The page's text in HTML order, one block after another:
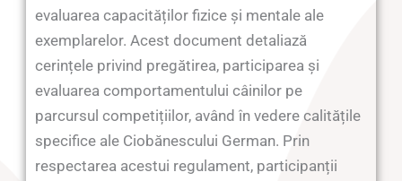
evaluarea capacităților fizice și mentale ale
exemplarelor. Acest document detaliază
cerințele privind pregătirea, participarea și
evaluarea comportamentului câinilor pe
parcursul competițiilor, având în vedere calitățile
specifice ale Ciobănescului German. Prin
respectarea acestui regulament, participanții